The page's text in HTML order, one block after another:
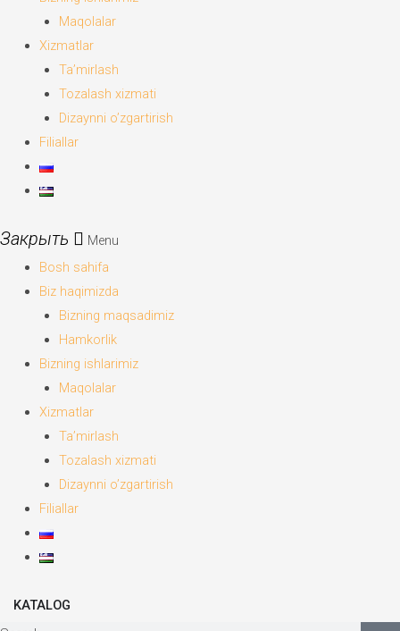
Maqolalar
Xizmatlar
Ta’mirlash
Tozalash xizmati
Dizaynni o’zgartirish
Filiallar
Menu
Bosh sahifa
Biz haqimizda
Bizning maqsadimiz
Hamkorlik
Bizning ishlarimiz
Maqolalar
Xizmatlar
Ta’mirlash
Tozalash xizmati
Dizaynni o’zgartirish
Filiallar
KATALOG